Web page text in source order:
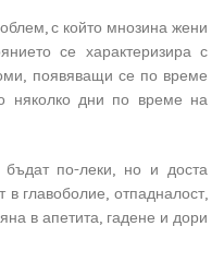
с който мнозина жени
се характеризира с
появяващи се по време
няколко дни по време на
бъдат по-леки, но и доста
в главоболие, отпадналост,
в апетита, гадене и дори